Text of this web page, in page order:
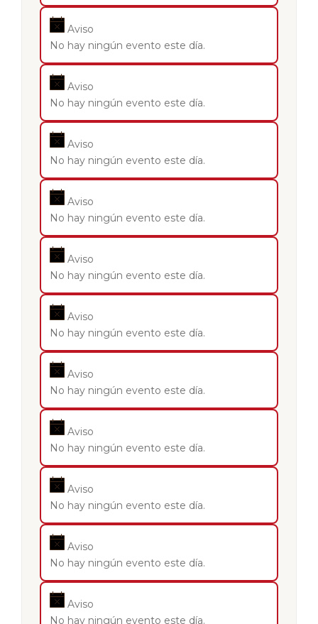
Aviso
No hay ningún evento este día.
Aviso
No hay ningún evento este día.
Aviso
No hay ningún evento este día.
Aviso
No hay ningún evento este día.
Aviso
No hay ningún evento este día.
Aviso
No hay ningún evento este día.
Aviso
No hay ningún evento este día.
Aviso
No hay ningún evento este día.
Aviso
No hay ningún evento este día.
Aviso
No hay ningún evento este día.
Aviso
No hay ningún evento este día.